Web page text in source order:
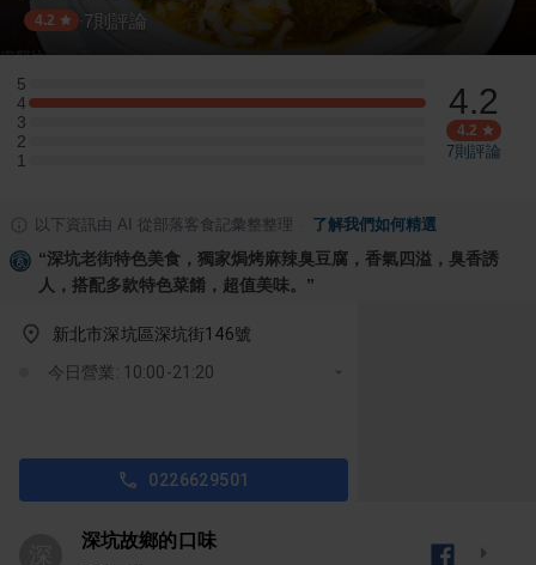
4.2 7則評論
5
5 星：0 則評論
4
4 星：3 則評論
3
3 星：0 則評論
2
2 星：0 則評論
1
1 星：0 則評論
4.2
4.2
7則評論
以下資訊由 AI 從部落客食記彙整整理 了解我們如何精選
“深坑老街特色美食，獨家焗烤麻辣臭豆腐，香氣四溢，臭香誘
人，搭配多款特色菜餚，超值美味。 ”
新北市深坑區深坑街146號
今日營業: 10:00-21:20
0226629501
深坑故鄉的口味